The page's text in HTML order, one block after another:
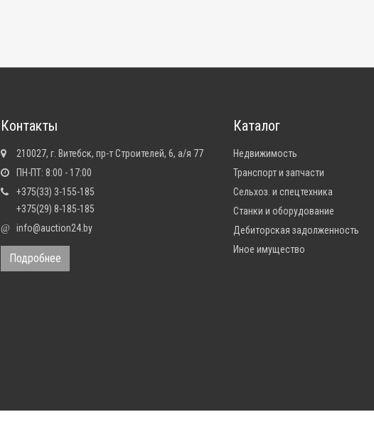
Контакты
210027, г. Витебск, пр-т Строителей, 6, а/я 77
ПН-ПТ: 8:00 - 17:00
+375(33) 3-155-185
+375(29) 8-185-185
@ info@auction24.by
Подробнее
Каталог
Недвижимость
Транспорт и запчасти
Сельхоз. и спецтехника
Станки и оборудование
Дебиторская задолженность
Иное имущество